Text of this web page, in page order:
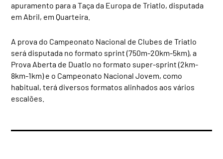
apuramento para a Taça da Europa de Triatlo, disputada
em Abril, em Quarteira.
A prova do Campeonato Nacional de Clubes de Triatlo
será disputada no formato sprint (750m-20km-5km), a
Prova Aberta de Duatlo no formato super-sprint (2km-
8km-1km) e o Campeonato Nacional Jovem, como
habitual, terá diversos formatos alinhados aos vários
escalões.